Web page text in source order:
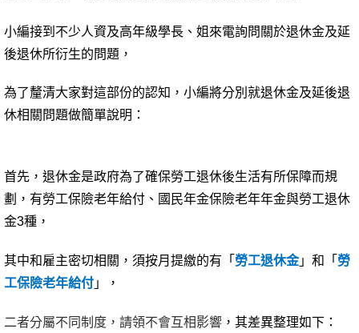
小編接到不少人資及高年級學長、姐來電詢問關於退休金及延
後退休所衍生的問題，
為了釐清大家對這部份的認知，小編將分別就退休金及延後退
休相關問題做簡單說明：
首先，退休金是政府為了確保勞工退休後生活有所保障而規
劃，有勞工保險老年給付、國民年金保險老年年金與勞工退休
金3種，
其中和雇主密切相關，須按月提繳的有「 勞工退休金」和「 勞
工保險老年給付 」，
二者分屬不同制度，請領不會互相影響 ，其差異整理如下：